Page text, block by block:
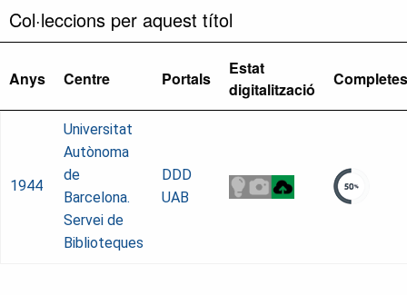
Col·leccions per aquest títol
Anys Centre Portals
Estat
digitalització
1944
Universitat
Autònoma
de
Barcelona.
Servei de
Biblioteques
DDD
UAB